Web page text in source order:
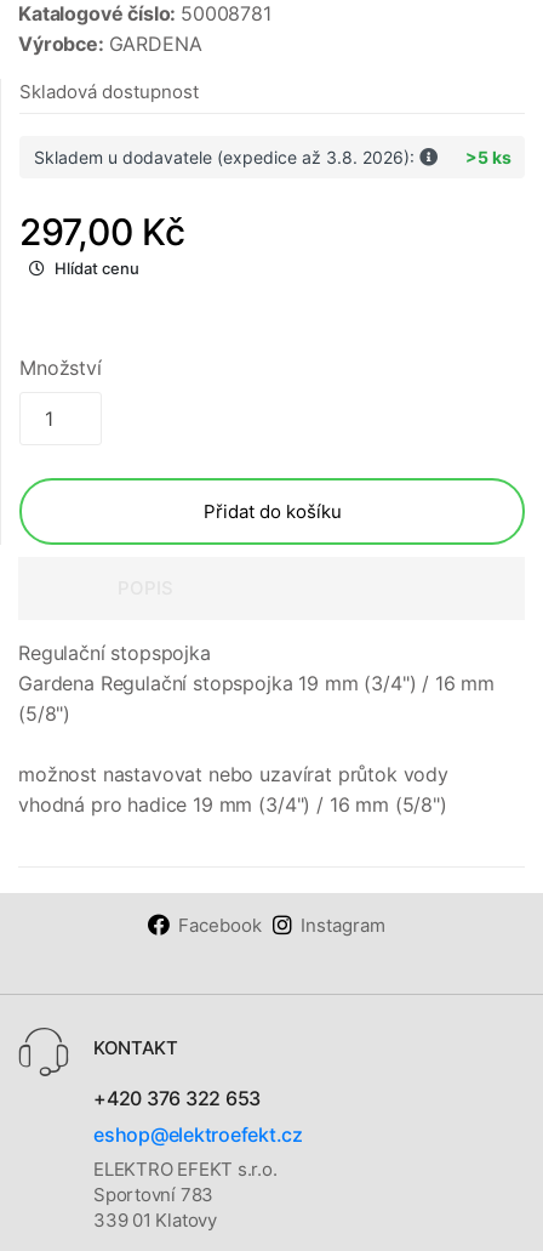
Katalogové číslo: 50008781
Výrobce: GARDENA
Skladová dostupnost
Skladem u dodavatele (expedice až 3.8. 2026): >5 ks
297,00 Kč
Hlídat cenu
Množství
Přidat do košíku
Regulační stopspojka
Gardena Regulační stopspojka 19 mm (3/4") / 16 mm
(5/8")
možnost nastavovat nebo uzavírat průtok vody
vhodná pro hadice 19 mm (3/4") / 16 mm (5/8")
Facebook Instagram
KONTAKT
+420 376 322 653
eshop@elektroefekt.cz
ELEKTRO EFEKT s.r.o.
Sportovní 783
339 01 Klatovy